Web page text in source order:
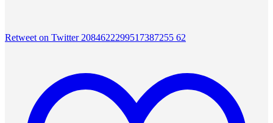
Retweet on Twitter 2084622299517387255 62